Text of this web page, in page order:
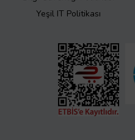
Yeşil IT Politikası